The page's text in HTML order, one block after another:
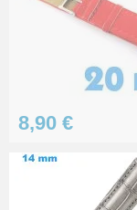
8,90 €